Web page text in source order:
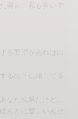
発言、私も多いで